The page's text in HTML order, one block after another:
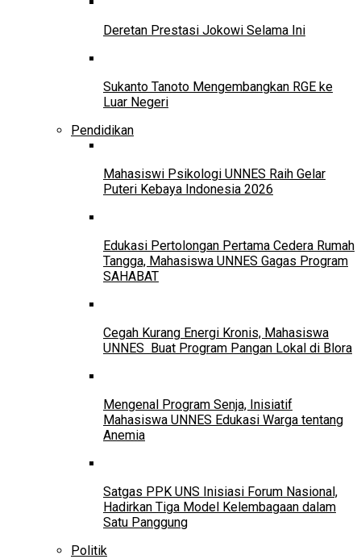
Deretan Prestasi Jokowi Selama Ini
Sukanto Tanoto Mengembangkan RGE ke
Luar Negeri
Pendidikan
Mahasiswi Psikologi UNNES Raih Gelar
Puteri Kebaya Indonesia 2026
Edukasi Pertolongan Pertama Cedera Rumah
Tangga, Mahasiswa UNNES Gagas Program
SAHABAT
Cegah Kurang Energi Kronis, Mahasiswa
UNNES Buat Program Pangan Lokal di Blora
Mengenal Program Senja, Inisiatif
Mahasiswa UNNES Edukasi Warga tentang
Anemia
Satgas PPK UNS Inisiasi Forum Nasional,
Hadirkan Tiga Model Kelembagaan dalam
Satu Panggung
Politik